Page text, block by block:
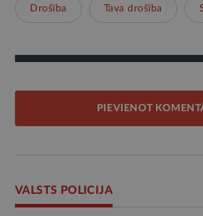
Drošība Tava drošība
PIEVIENOT
VALSTS POLICIJA